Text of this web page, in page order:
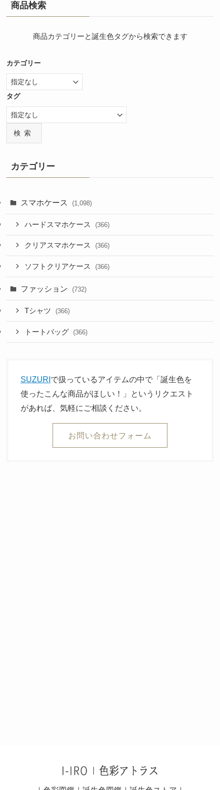
商品検索
商品カテゴリーと誕生色タグから検索できます
カテゴリー
タグ
検索
カテゴリー
スマホケース (1,098)
ハードスマホケース (366)
クリアスマホケース (366)
ソフトクリアケース (366)
ファッション (732)
Tシャツ (366)
トートバッグ (366)
SUZURIで扱っているアイテムの中で「誕生色を
使ったこんな商品がほしい！」というリクエスト
があれば、気軽にご相談ください。
お問い合わせフォーム